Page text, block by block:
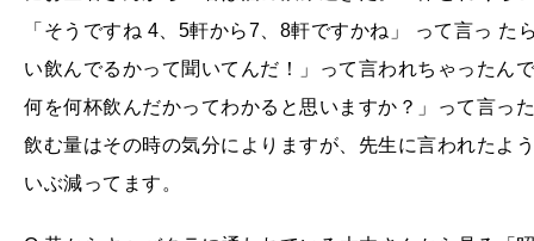
「そうですね 4、5軒から7、8軒ですかね」 って言っ
い飲んでるかって聞いてんだ！」って言われちゃったん
何を何杯飲んだかってわかると思いますか？」って言っ
飲む量はその時の気分によりますが、先生に言われたよ
いぶ減ってます。